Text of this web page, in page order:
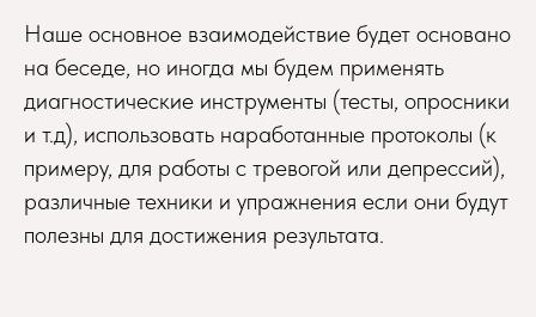
Наше основное взаимодействие будет основано
на беседе, но иногда мы будем применять
диагностические инструменты (тесты, опросники
и т.д), использовать наработанные протоколы (к
примеру, для работы с тревогой или депрессий),
различные техники и упражнения если они будут
полезны для достижения результата.